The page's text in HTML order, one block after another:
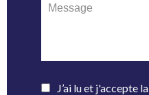
J’ai lu et j'accepte la